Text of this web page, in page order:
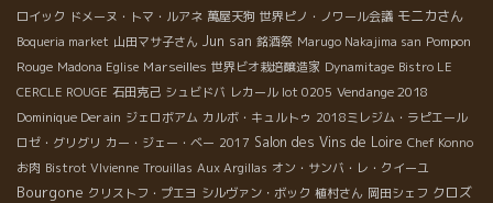
ロイック ドメーヌ・トマ・ルアネ 萬屋天狗 世界ピノ・ノワール会議 モニカさん
Boqueria market 山田マサ子さん Jun san 銘酒祭 Marugo Nakajima san Pompon
Rouge Madona Eglise Marseilles 世界ビオ栽培醸造家 Dynamitage Bistro LE
CERCLE ROUGE 石田克己 シュビドバ レカール lot 0205 Vendange 2018
Dominique Derain ジェロボアム カルボ・キュルトゥ 2018ミレジム・ラピエール
ロゼ・グリグリ カー・ジェー・ベー 2017 Salon des Vins de Loire Chef Konno
お肉 Bistrot VIvienne Trouillas Aux Argillas オン・サンバ・レ・クイーユ
Bourgone クリストフ・プエヨ シルヴァン・ボック 植村さん 岡田シェフ クロズ